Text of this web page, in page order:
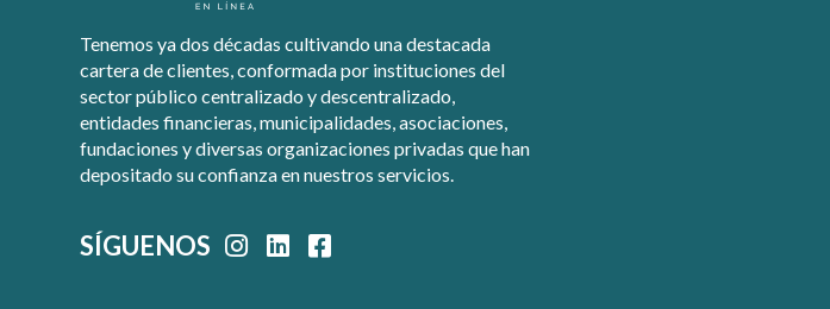
Tenemos ya dos décadas cultivando una destacada
cartera de clientes, conformada por instituciones del
sector público centralizado y descentralizado,
entidades financieras, municipalidades, asociaciones,
fundaciones y diversas organizaciones privadas que han
depositado su confianza en nuestros servicios.
SÍGUENOS